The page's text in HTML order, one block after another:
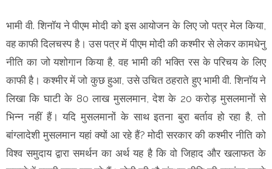
भामी वी. शिनॉय ने पीएम मोदी को इस आयोजन के लिए जो पत्र मेल किया,
वह काफी दिलचस्प है। उस पत्र में पीएम मोदी की कश्मीर से लेकर कामधेनु
नीति का जो यशोगान किया है, वह भामी की भक्ति रस के परिचय के लिए
काफी है। कश्मीर में जो कुछ हुआ, उसे उचित ठहराते हुए भामी वी. शिनॉय ने
लिखा कि घाटी के 80 लाख मुसलमान, देश के 20 करोड़ मुसलमानों से
भिन्न नहीं हैं। यदि मुसलमानों के साथ इतना बुरा बर्ताव हो रहा है, तो
बांग्लादेशी मुसलमान यहां क्यों आ रहे हैं? मोदी सरकार की कश्मीर नीति को
विश्व समुदाय द्वारा समर्थन का अर्थ यह है कि वो जिहाद और खलाफत के